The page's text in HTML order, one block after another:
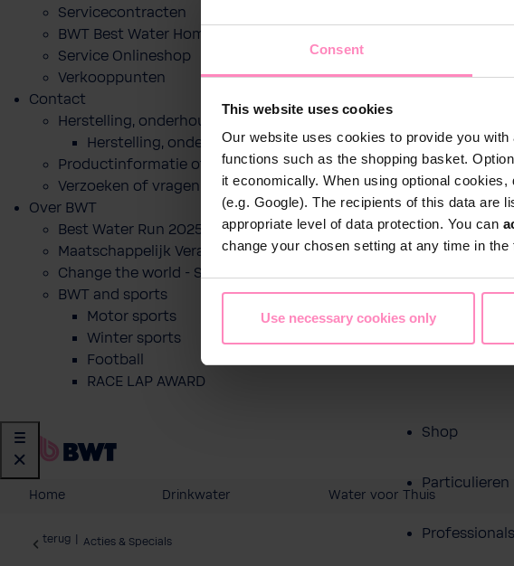
Consent
This website uses cookies
Our website uses cookies to provide you
functions such as the shopping basket.
it economically. When using optional
(e.g. Google). The recipients of this data are
appropriate level of data protection. You can
change your chosen setting at any time in
Use necessary cookies only
Servicecontracten
BWT Best Water Home app
Service Onlineshop
Verkooppunten
Contact
Herstelling, onderhoud of indienststelling
Herstelling, onderhoud of indienststelling
Productinformatie of prijsofferte voor een product
Verzoeken of vragen
Over BWT
Best Water Run 2025
Maatschappelijk Verantwoord Ondernemen
Change the world - Sip by sip
BWT and sports
Motor sports
Winter sports
Football
RACE LAP AWARD
Shop
Particulieren
Professionals
Home Drinkwater Water voor Thuis
terug Acties & Specials